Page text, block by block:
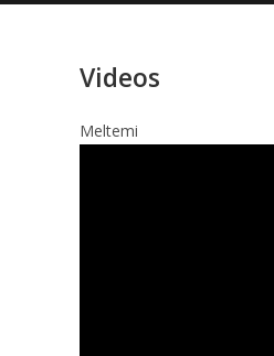
Videos
Meltemi